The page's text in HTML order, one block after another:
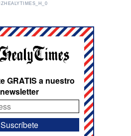
GRATIS a nuestro
newsletter